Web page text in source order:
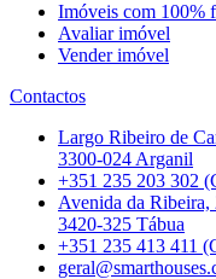
Imóveis com 100%
Avaliar imóvel
Vender imóvel
Contactos
Largo Ribeiro de
3300-024 Arganil
+351 235 203 302
Avenida da Ribeira,
3420-325 Tábua
+351 235 413 411